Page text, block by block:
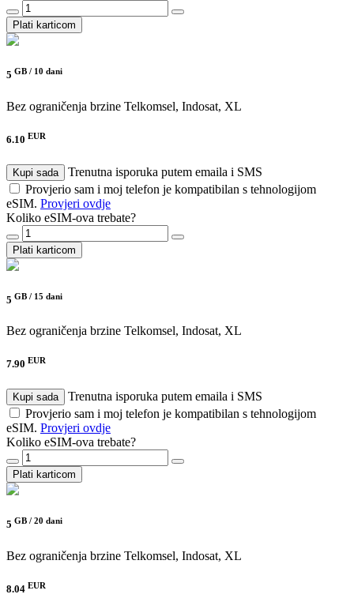
Plati karticom
5 GB / 10 dani
Bez ograničenja brzine Telkomsel, Indosat, XL
6.10 EUR
Kupi sada
Trenutna isporuka putem emaila i SMS
Provjerio sam i moj telefon je kompatibilan s tehnologijom
eSIM. Provjeri ovdje
Koliko eSIM-ova trebate?
Plati karticom
5 GB / 15 dani
Bez ograničenja brzine Telkomsel, Indosat, XL
7.90 EUR
Kupi sada
Trenutna isporuka putem emaila i SMS
Provjerio sam i moj telefon je kompatibilan s tehnologijom
eSIM. Provjeri ovdje
Koliko eSIM-ova trebate?
Plati karticom
5 GB / 20 dani
Bez ograničenja brzine Telkomsel, Indosat, XL
8.04 EUR